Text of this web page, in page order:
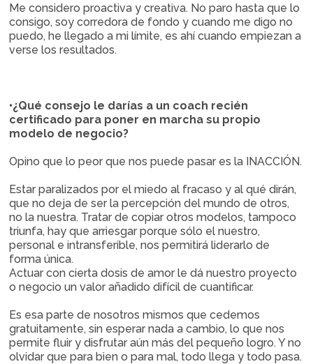
Me considero proactiva y creativa. No paro hasta que lo
consigo, soy corredora de fondo y cuando me digo no
puedo, he llegado a mi límite, es ahí cuando empiezan a
verse los resultados.
•¿Qué consejo le darías a un coach recién
certificado para poner en marcha su propio
modelo de negocio?
Opino que lo peor que nos puede pasar es la INACCIÓN.
Estar paralizados por el miedo al fracaso y al qué dirán,
que no deja de ser la percepción del mundo de otros,
no la nuestra. Tratar de copiar otros modelos, tampoco
triunfa, hay que arriesgar porque sólo el nuestro,
personal e intransferible, nos permitirá liderarlo de
forma única.
Actuar con cierta dosis de amor le dá nuestro proyecto
o negocio un valor añadido difícil de cuantificar.
Es esa parte de nosotros mismos que cedemos
gratuitamente, sin esperar nada a cambio, lo que nos
permite fluir y disfrutar aún más del pequeño logro. Y no
olvidar que para bien o para mal, todo llega y todo pasa.